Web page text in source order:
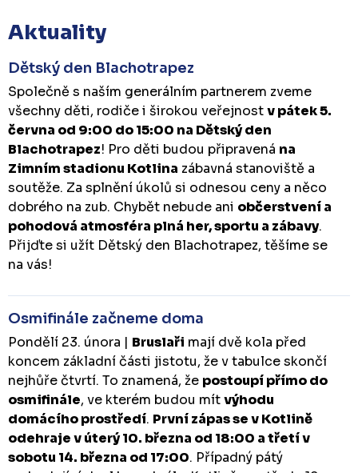
Aktuality
Dětský den Blachotrapez
Společně s naším generálním partnerem zveme
všechny děti, rodiče i širokou veřejnostv pátek 5.
června od 9:00 do 15:00 na Dětský den
Blachotrapez! Pro děti budou připravená na
Zimním stadionu Kotlina zábavná stanoviště a
soutěže. Za splnění úkolů si odnesou ceny a něco
dobrého na zub. Chybět nebude ani občerstvení a
pohodová atmosféra plná her, sportu a zábavy.
Přijďte si užít Dětský den Blachotrapez, těšíme se
na vás!
Osmifinále začneme doma
Pondělí 23. února | Bruslaři mají dvě kola před
koncem základní části jistotu, že v tabulce skončí
nejhůře čtvrtí. To znamená, že postoupí přímo do
osmifinále, ve kterém budou mítvýhodu
domácího prostředí. První zápas se v Kotlině
odehraje v úterý 10. března od 18:00 a třetí v
sobotu 14. března od 17:00. Případný pátý